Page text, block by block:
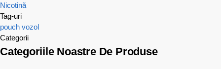
Nicotină
Tag-uri
pouch vozol
Categorii
Categoriile Noastre De Produse